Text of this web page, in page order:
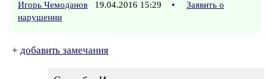
Игорь Чемоданов 19.04.2016 15:29 •
Заявить о
нарушении
+ добавить замечания